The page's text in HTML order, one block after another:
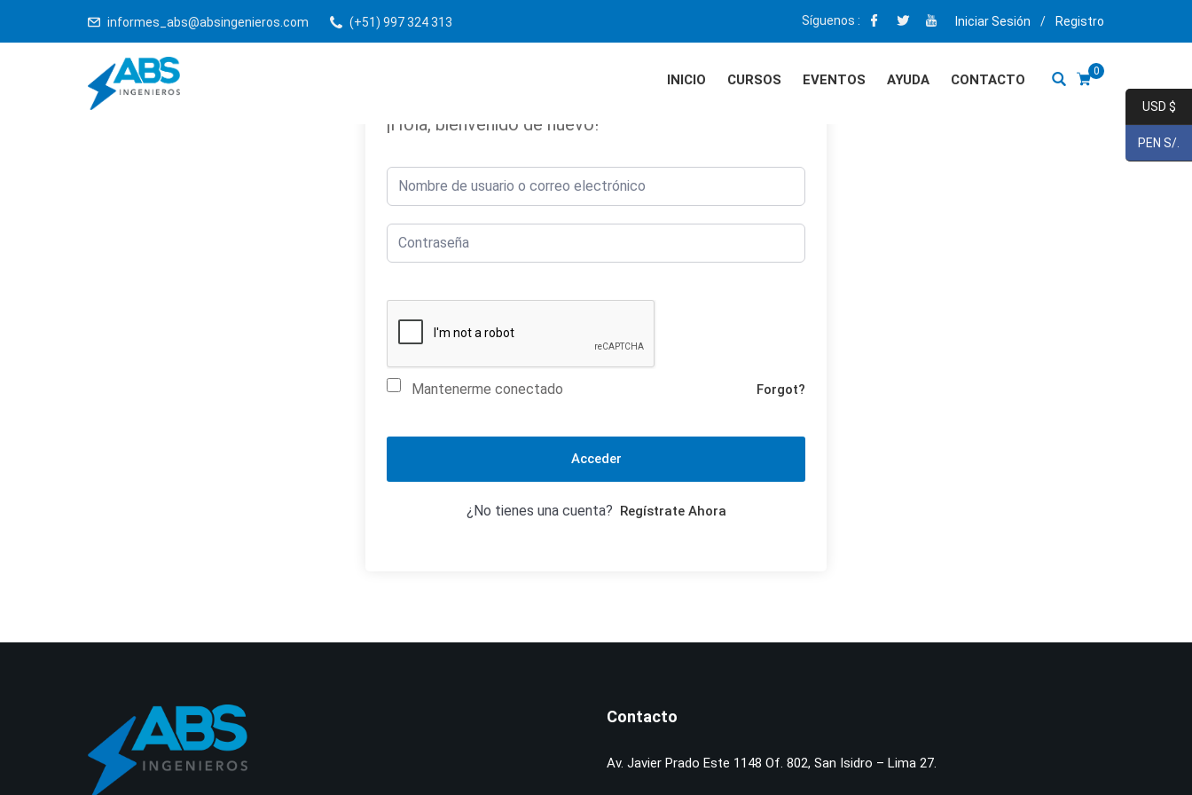
informes_abs@absingenieros.com (+51) 997 324 313 Síguenos : Iniciar Sesión / Registro
0
INICIO CURSOS EVENTOS AYUDA CONTACTO
¡Hola, bienvenido de nuevo!
Mantenerme conectado Forgot?
Acceder
¿No tienes una cuenta? Regístrate Ahora
Contacto
Av. Javier Prado Este 1148 Of. 802, San Isidro – Lima 27.
USD $
PEN S/.